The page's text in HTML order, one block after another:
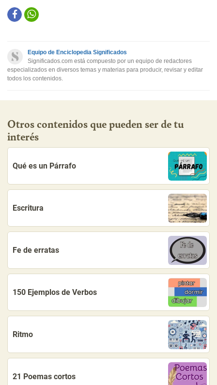
Este contenido contiene información incorrecta
Otro
Equipo de Enciclopedia Significados
Significados.com está compuesto por un equipo de redactores
especializados en diversos temas y materias para producir, revisar y editar
todos los contenidos.
Otros contenidos que pueden ser de tu
interés
Qué es un Párrafo
Escritura
Fe de erratas
150 Ejemplos de Verbos
Ritmo
21 Poemas cortos